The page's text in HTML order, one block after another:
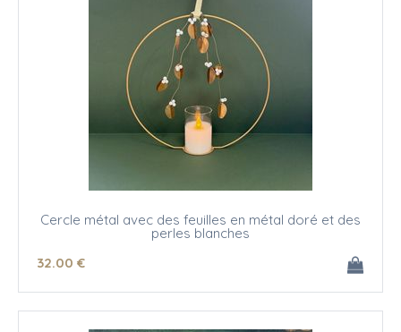
Cercle métal avec des feuilles en métal doré et des
perles blanches
32.00 €